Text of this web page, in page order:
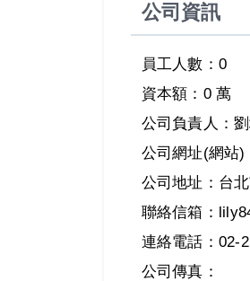
公司資訊
員工人數：0
資本額：0 萬
公司負責人：
公司網址(網站)
公司地址：台
聯絡信箱：
連絡電話：02-
公司傳真：